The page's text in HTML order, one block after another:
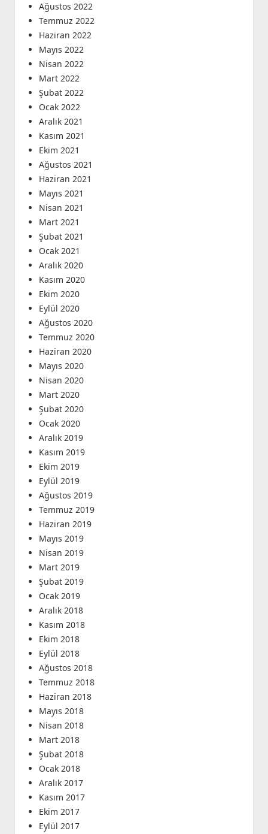
Ağustos 2022
Temmuz 2022
Haziran 2022
Mayıs 2022
Nisan 2022
Mart 2022
Şubat 2022
Ocak 2022
Aralık 2021
Kasım 2021
Ekim 2021
Ağustos 2021
Haziran 2021
Mayıs 2021
Nisan 2021
Mart 2021
Şubat 2021
Ocak 2021
Aralık 2020
Kasım 2020
Ekim 2020
Eylül 2020
Ağustos 2020
Temmuz 2020
Haziran 2020
Mayıs 2020
Nisan 2020
Mart 2020
Şubat 2020
Ocak 2020
Aralık 2019
Kasım 2019
Ekim 2019
Eylül 2019
Ağustos 2019
Temmuz 2019
Haziran 2019
Mayıs 2019
Nisan 2019
Mart 2019
Şubat 2019
Ocak 2019
Aralık 2018
Kasım 2018
Ekim 2018
Eylül 2018
Ağustos 2018
Temmuz 2018
Haziran 2018
Mayıs 2018
Nisan 2018
Mart 2018
Şubat 2018
Ocak 2018
Aralık 2017
Kasım 2017
Ekim 2017
Eylül 2017